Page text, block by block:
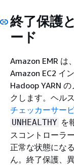
終了保護
ード
Amazon EMR は
Amazon EC2 イ
Hadoop YARN
クします。ヘル
チェッカーサー
UNHEALTHY を
スコントローラ
正常な状態にな
ん。終了保護、